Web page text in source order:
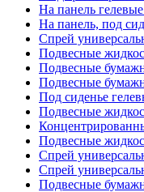
На панель
На панель, под
Спрей
Подвесные
Подвесные
Подвесные
Под сиденье
Подвесные
Подвесные
Спрей
Спрей
Подвесные